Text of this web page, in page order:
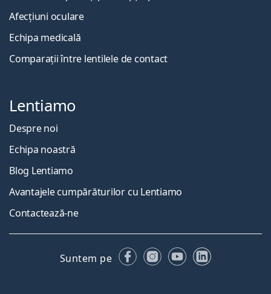
Afecțiuni oculare
Echipa medicală
Comparații între lentilele de contact
Lentiamo
Despre noi
Echipa noastră
Blog Lentiamo
Avantajele cumpărăturilor cu Lentiamo
Contactează-ne
Suntem pe FacebookInstagram
YouTubeLinkedIn